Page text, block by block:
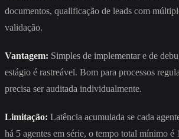
documentos, qualificação de leads com
validação.
Vantagem: Simples de implementar e de
estágio é rastreável. Bom para processos
precisa ser auditada individualmente.
Limitação: Latência acumulada se cada
há 5 agentes em série, o tempo total mínimo é